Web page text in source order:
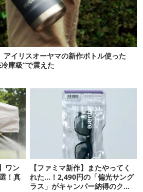
アイリスオーヤマの新作ボトル使った
庫級”で震えた
ワン
！真
【ファミマ新作】またやってく
れた…！2,490円の「偏光サング
ラス」がキャンパー納得のクオ